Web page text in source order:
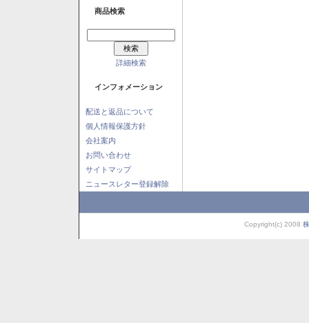
商品検索
詳細検索
インフォメーション
配送と返品について
個人情報保護方針
会社案内
お問い合わせ
サイトマップ
ニュースレター登録解除
Copyright(c) 2008